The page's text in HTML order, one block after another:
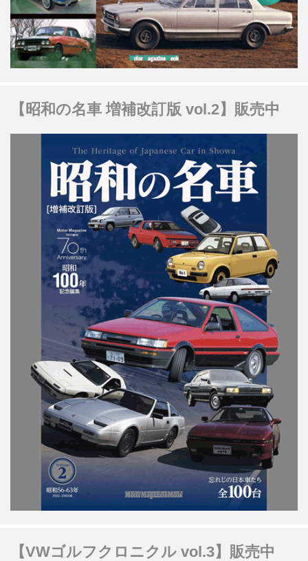
【昭和の名車 増補改訂版 vol.2】販売中
【VWゴルフクロニクル vol.3】販売中